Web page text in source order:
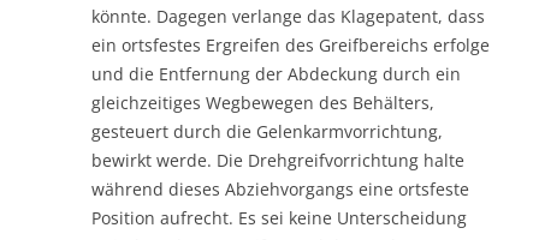
könnte. Dagegen verlange das Klagepatent, dass
ein ortsfestes Ergreifen des Greifbereichs erfolge
und die Entfernung der Abdeckung durch ein
gleichzeitiges Wegbewegen des Behälters,
gesteuert durch die Gelenkarmvorrichtung,
bewirkt werde. Die Drehgreifvorrichtung halte
während dieses Abziehvorgangs eine ortsfeste
Position aufrecht. Es sei keine Unterscheidung